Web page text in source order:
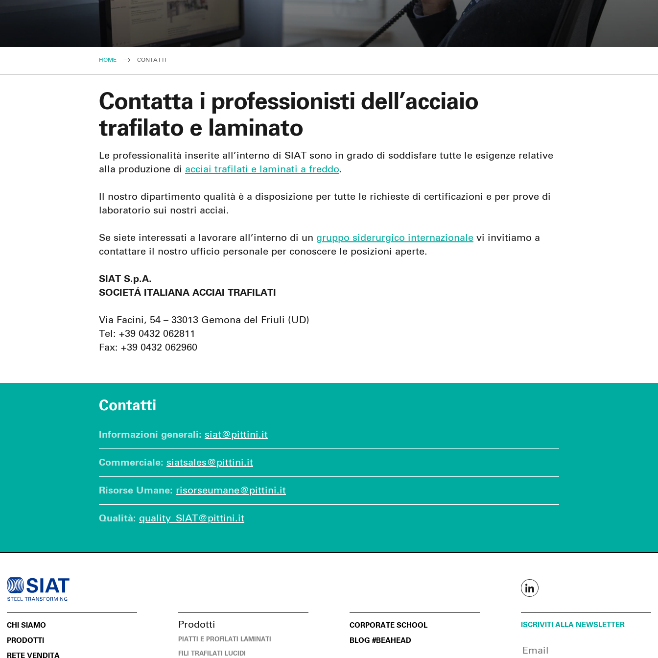
HOME CONTATTI
Contatta i professionisti dell’acciaio
trafilato e laminato
Le professionalità inserite all’interno di SIAT sono in grado di soddisfare tutte le esigenze relative
alla produzione di acciai trafilati e laminati a freddo.
Il nostro dipartimento qualità è a disposizione per tutte le richieste di certificazioni e per prove di
laboratorio sui nostri acciai.
Se siete interessati a lavorare all’interno di un gruppo siderurgico internazionale vi invitiamo a
contattare il nostro ufficio personale per conoscere le posizioni aperte.
SIAT S.p.A.
SOCIETÁ ITALIANA ACCIAI TRAFILATI
Via Facini, 54 – 33013 Gemona del Friuli (UD)
Tel: +39 0432 062811
Fax: +39 0432 062960
Contatti
Informazioni generali: siat@pittini.it
Commerciale: siatsales@pittini.it
Risorse Umane: risorseumane@pittini.it
Qualità: quality_SIAT@pittini.it
CHI SIAMO
PRODOTTI
RETE VENDITA
Prodotti
PIATTI E PROFILATI LAMINATI
FILI TRAFILATI LUCIDI
CORPORATE SCHOOL
BLOG #BEAHEAD
ISCRIVITI ALLA NEWSLETTER